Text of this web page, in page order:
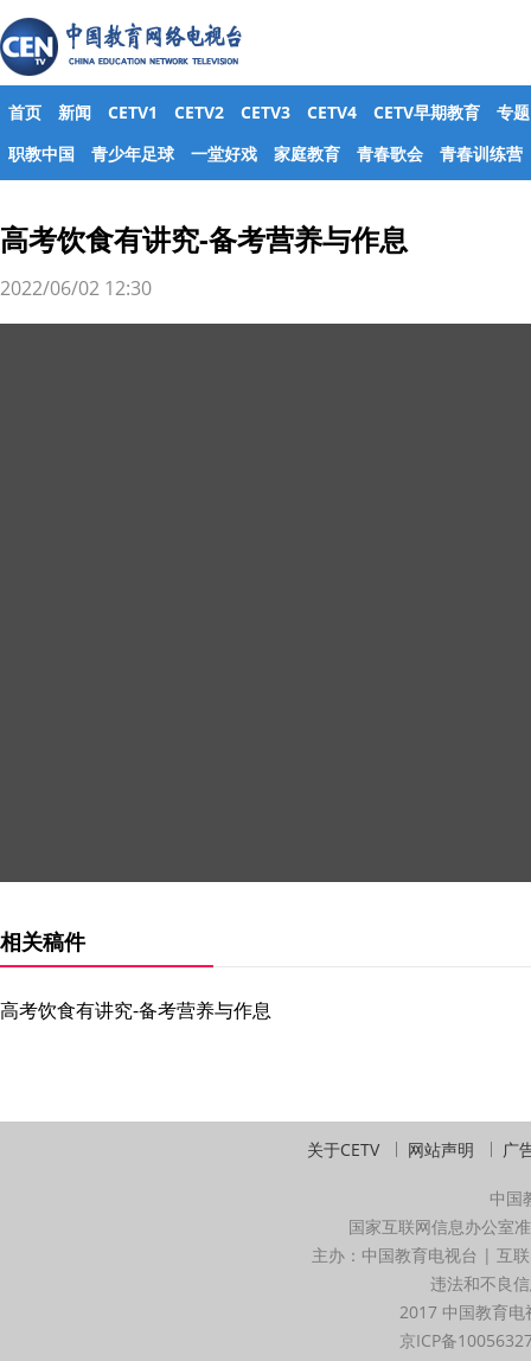
首页 新闻 CETV1 CETV2 CETV3 CETV4 CETV早期教育
专题
职教中国
青少年足球 一堂好戏 家庭教育 青春歌会 青春训练营
高考饮食有讲究-备考营养与作息
2022/06/02 12:30
相关稿件
高考饮食有讲究-备考营养与作息
关于CETV 网站声明 广
中国
国家互联网信息办公室
主办：中国教育电视台 | 互
违法和不良
2017 中国教育
京ICP备